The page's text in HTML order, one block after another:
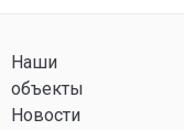
Наши
объекты
Новости